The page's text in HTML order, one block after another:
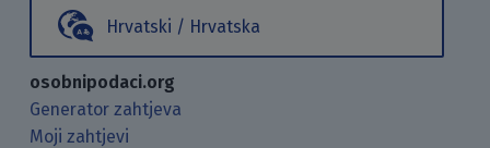
Hrvatski / Hrvatska
osobnipodaci.org
Generator zahtjeva
Moji zahtjevi